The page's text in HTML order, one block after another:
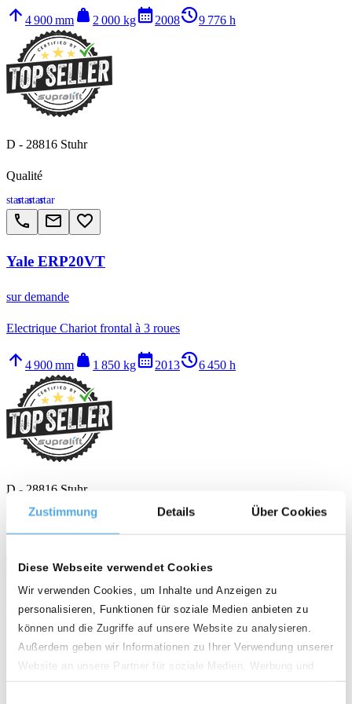
Zustimmung Details Über Cookies
Diese Webseite verwendet Cookies
Wir verwenden Cookies, um Inhalte und Anzeigen zu
personalisieren, Funktionen für soziale Medien anbieten zu
können und die Zugriffe auf unsere Website zu analysieren.
Außerdem geben wir Informationen zu Ihrer Verwendung unserer
Website an unsere Partner für soziale Medien, Werbung und
Analysen weiter. Unsere Partner führen diese Informationen
arrow_upward 4 900 mm weight 2 000 kgcalendar_month2008history_29 776 h
D - 28816 Stuhr
Qualité
starstarstarstar
call email favorite_border
Yale ERP20VT
sur demande
Electrique Chariot frontal à 3 roues
arrow_upward 4 900 mm weight 1 850 kgcalendar_month2013history_26 450 h
D - 28816 Stuhr
Qualité
call email favorite_border
Yale ERP 18 ATF
6 400 €